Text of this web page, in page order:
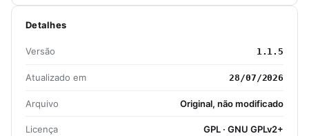
Detalhes
Versão 1.1.5
Atualizado em 28/07/2026
Arquivo Original, não modificado
Licença GPL · GNU GPLv2+